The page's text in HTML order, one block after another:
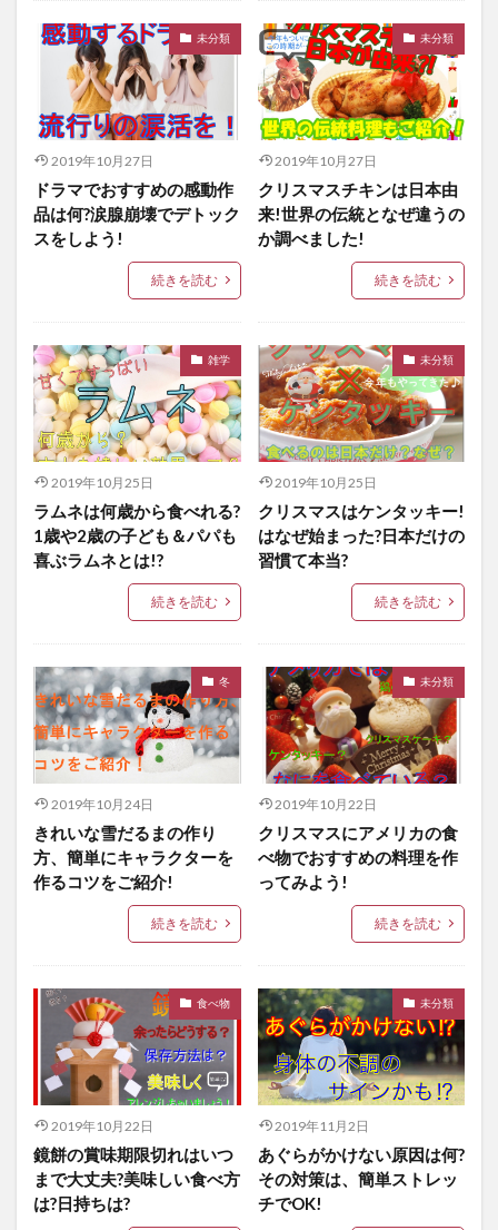
未分類
2019年10月27日
ドラマでおすすめの感動作
品は何?涙腺崩壊でデトック
スをしよう!
続きを読む
未分類
2019年10月27日
クリスマスチキンは日本由
来!世界の伝統となぜ違うの
か調べました!
続きを読む
雑学
2019年10月25日
ラムネは何歳から食べれる?
1歳や2歳の子ども＆パパも
喜ぶラムネとは!?
続きを読む
未分類
2019年10月25日
クリスマスはケンタッキー!
はなぜ始まった?日本だけの
習慣て本当?
続きを読む
冬
2019年10月24日
きれいな雪だるまの作り
方、簡単にキャラクターを
作るコツをご紹介!
続きを読む
未分類
2019年10月22日
クリスマスにアメリカの食
べ物でおすすめの料理を作
ってみよう!
続きを読む
食べ物
2019年10月22日
鏡餅の賞味期限切れはいつ
まで大丈夫?美味しい食べ方
は?日持ちは?
未分類
2019年11月2日
あぐらがかけない原因は何?
その対策は、簡単ストレッ
チでOK!